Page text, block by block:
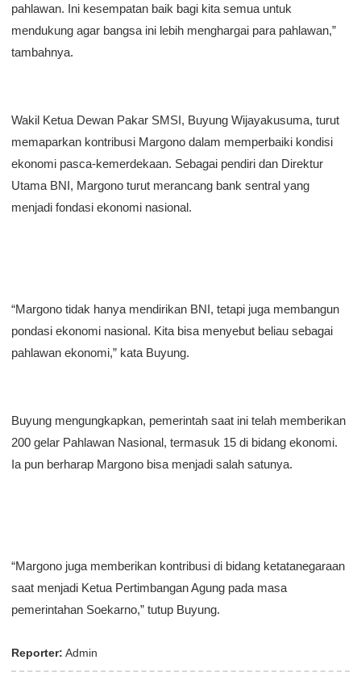
pahlawan. Ini kesempatan baik bagi kita semua untuk
mendukung agar bangsa ini lebih menghargai para pahlawan,”
tambahnya.
Wakil Ketua Dewan Pakar SMSI, Buyung Wijayakusuma, turut
memaparkan kontribusi Margono dalam memperbaiki kondisi
ekonomi pasca-kemerdekaan. Sebagai pendiri dan Direktur
Utama BNI, Margono turut merancang bank sentral yang
menjadi fondasi ekonomi nasional.
“Margono tidak hanya mendirikan BNI, tetapi juga membangun
pondasi ekonomi nasional. Kita bisa menyebut beliau sebagai
pahlawan ekonomi,” kata Buyung.
Buyung mengungkapkan, pemerintah saat ini telah memberikan
200 gelar Pahlawan Nasional, termasuk 15 di bidang ekonomi.
Ia pun berharap Margono bisa menjadi salah satunya.
“Margono juga memberikan kontribusi di bidang ketatanegaraan
saat menjadi Ketua Pertimbangan Agung pada masa
pemerintahan Soekarno,” tutup Buyung.
Reporter: Admin